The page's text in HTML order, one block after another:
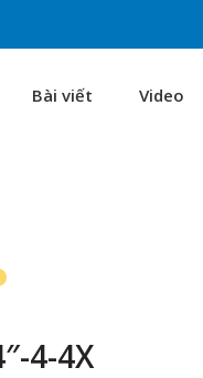
Bài viết Video
4-4X